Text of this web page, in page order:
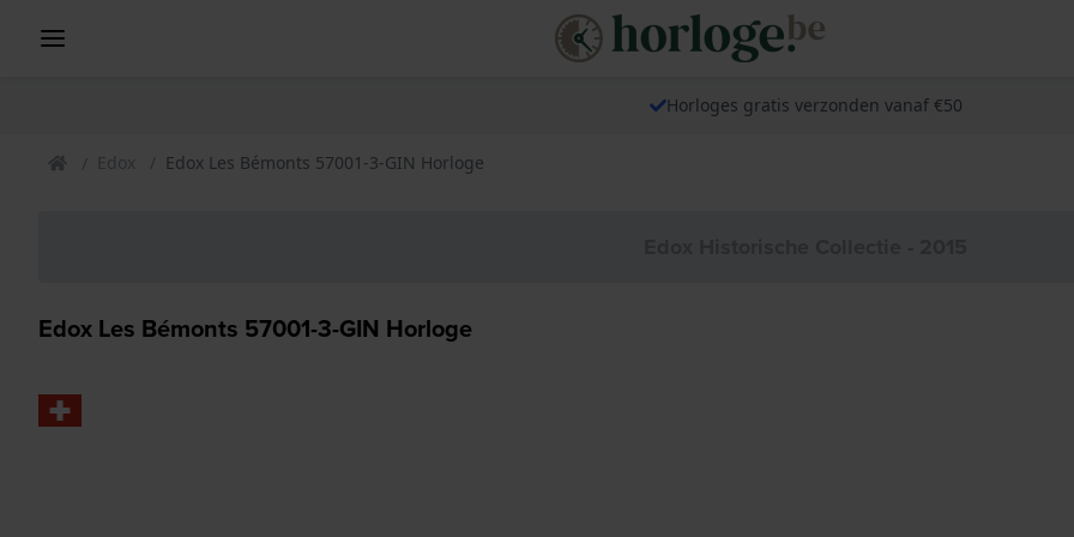
Horloges gratis verzonden vanaf €50
Edox Edox Les Bémonts 57001-3-GIN Horloge
Edox Les Bémonts 57001-3-GIN Horloge